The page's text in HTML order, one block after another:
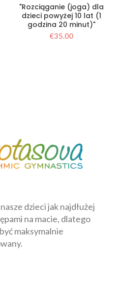
"Rozciąganie (joga) dla
dzieci powyżej 10 lat (1
godzina 20 minut)"
€35.00
dzieci jak najdłużej
na macie, dlatego
maksymalnie